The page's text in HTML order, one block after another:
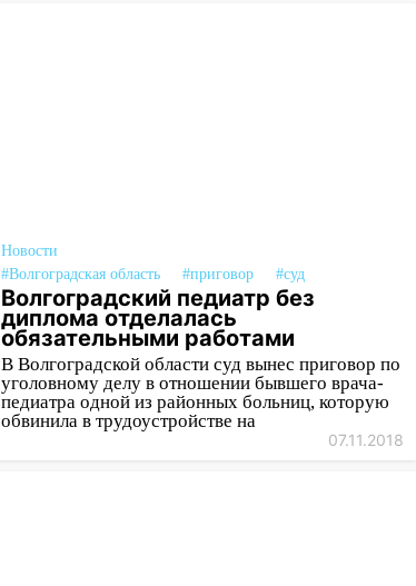
Новости
#Волгоградская область
#приговор #суд
Волгоградский педиатр без
диплома отделалась
обязательными работами
В Волгоградской области суд вынес приговор по
уголовному делу в отношении бывшего врача-
педиатра одной из районных больниц, которую
обвинила в трудоустройстве на
07.11.2018